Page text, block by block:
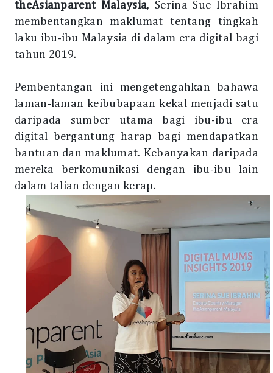
theAsianparent Malaysia, Serina Sue Ibrahim
membentangkan maklumat tentang tingkah
laku ibu-ibu Malaysia di dalam era digital bagi
tahun 2019.
Pembentangan ini mengetengahkan bahawa
laman-laman keibubapaan kekal menjadi satu
daripada sumber utama bagi ibu-ibu era
digital bergantung harap bagi mendapatkan
bantuan dan maklumat. Kebanyakan daripada
mereka berkomunikasi dengan ibu-ibu lain
dalam talian dengan kerap.